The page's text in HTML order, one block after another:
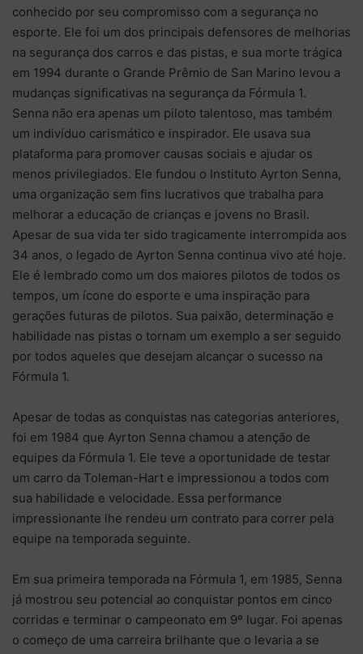
conhecido por seu compromisso com a segurança no
esporte. Ele foi um dos principais defensores de melhorias
na segurança dos carros e das pistas, e sua morte trágica
em 1994 durante o Grande Prêmio de San Marino levou a
mudanças significativas na segurança da Fórmula 1.
Senna não era apenas um piloto talentoso, mas também
um indivíduo carismático e inspirador. Ele usava sua
plataforma para promover causas sociais e ajudar os
menos privilegiados. Ele fundou o Instituto Ayrton Senna,
uma organização sem fins lucrativos que trabalha para
melhorar a educação de crianças e jovens no Brasil.
Apesar de sua vida ter sido tragicamente interrompida aos
34 anos, o legado de Ayrton Senna continua vivo até hoje.
Ele é lembrado como um dos maiores pilotos de todos os
tempos, um ícone do esporte e uma inspiração para
gerações futuras de pilotos. Sua paixão, determinação e
habilidade nas pistas o tornam um exemplo a ser seguido
por todos aqueles que desejam alcançar o sucesso na
Fórmula 1.
Apesar de todas as conquistas nas categorias anteriores,
foi em 1984 que Ayrton Senna chamou a atenção de
equipes da Fórmula 1. Ele teve a oportunidade de testar
um carro da Toleman-Hart e impressionou a todos com
sua habilidade e velocidade. Essa performance
impressionante lhe rendeu um contrato para correr pela
equipe na temporada seguinte.
Em sua primeira temporada na Fórmula 1, em 1985, Senna
já mostrou seu potencial ao conquistar pontos em cinco
corridas e terminar o campeonato em 9º lugar. Foi apenas
o começo de uma carreira brilhante que o levaria a se